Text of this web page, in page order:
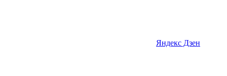
Яндекс Дзен